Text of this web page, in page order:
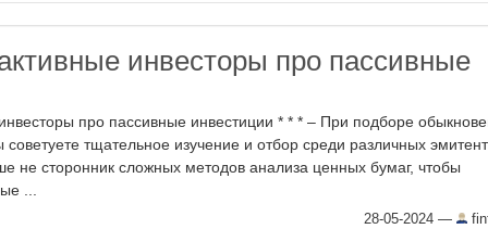
инвесторы про пассивные
про пассивные инвестиции * * * – При подборе
тщательное изучение и отбор среди различных
не сторонник сложных методов анализа ценных бумаг, чтобы
...
28-05-2024 —